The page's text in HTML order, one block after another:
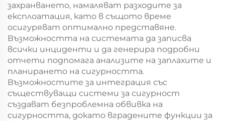
захранването, намаляват разходите за
експлоатация, като в същото време
осигуряват оптимално представяне.
Възможността на системата да записва
всички инциденти и да генерира подробни
отчети подпомага анализите на заплахите и
планирането на сигурността.
Възможностите за интеграция със
съществуващи системи за сигурност
създават безпроблемна обвивка на
сигурността, докато вградените функции за